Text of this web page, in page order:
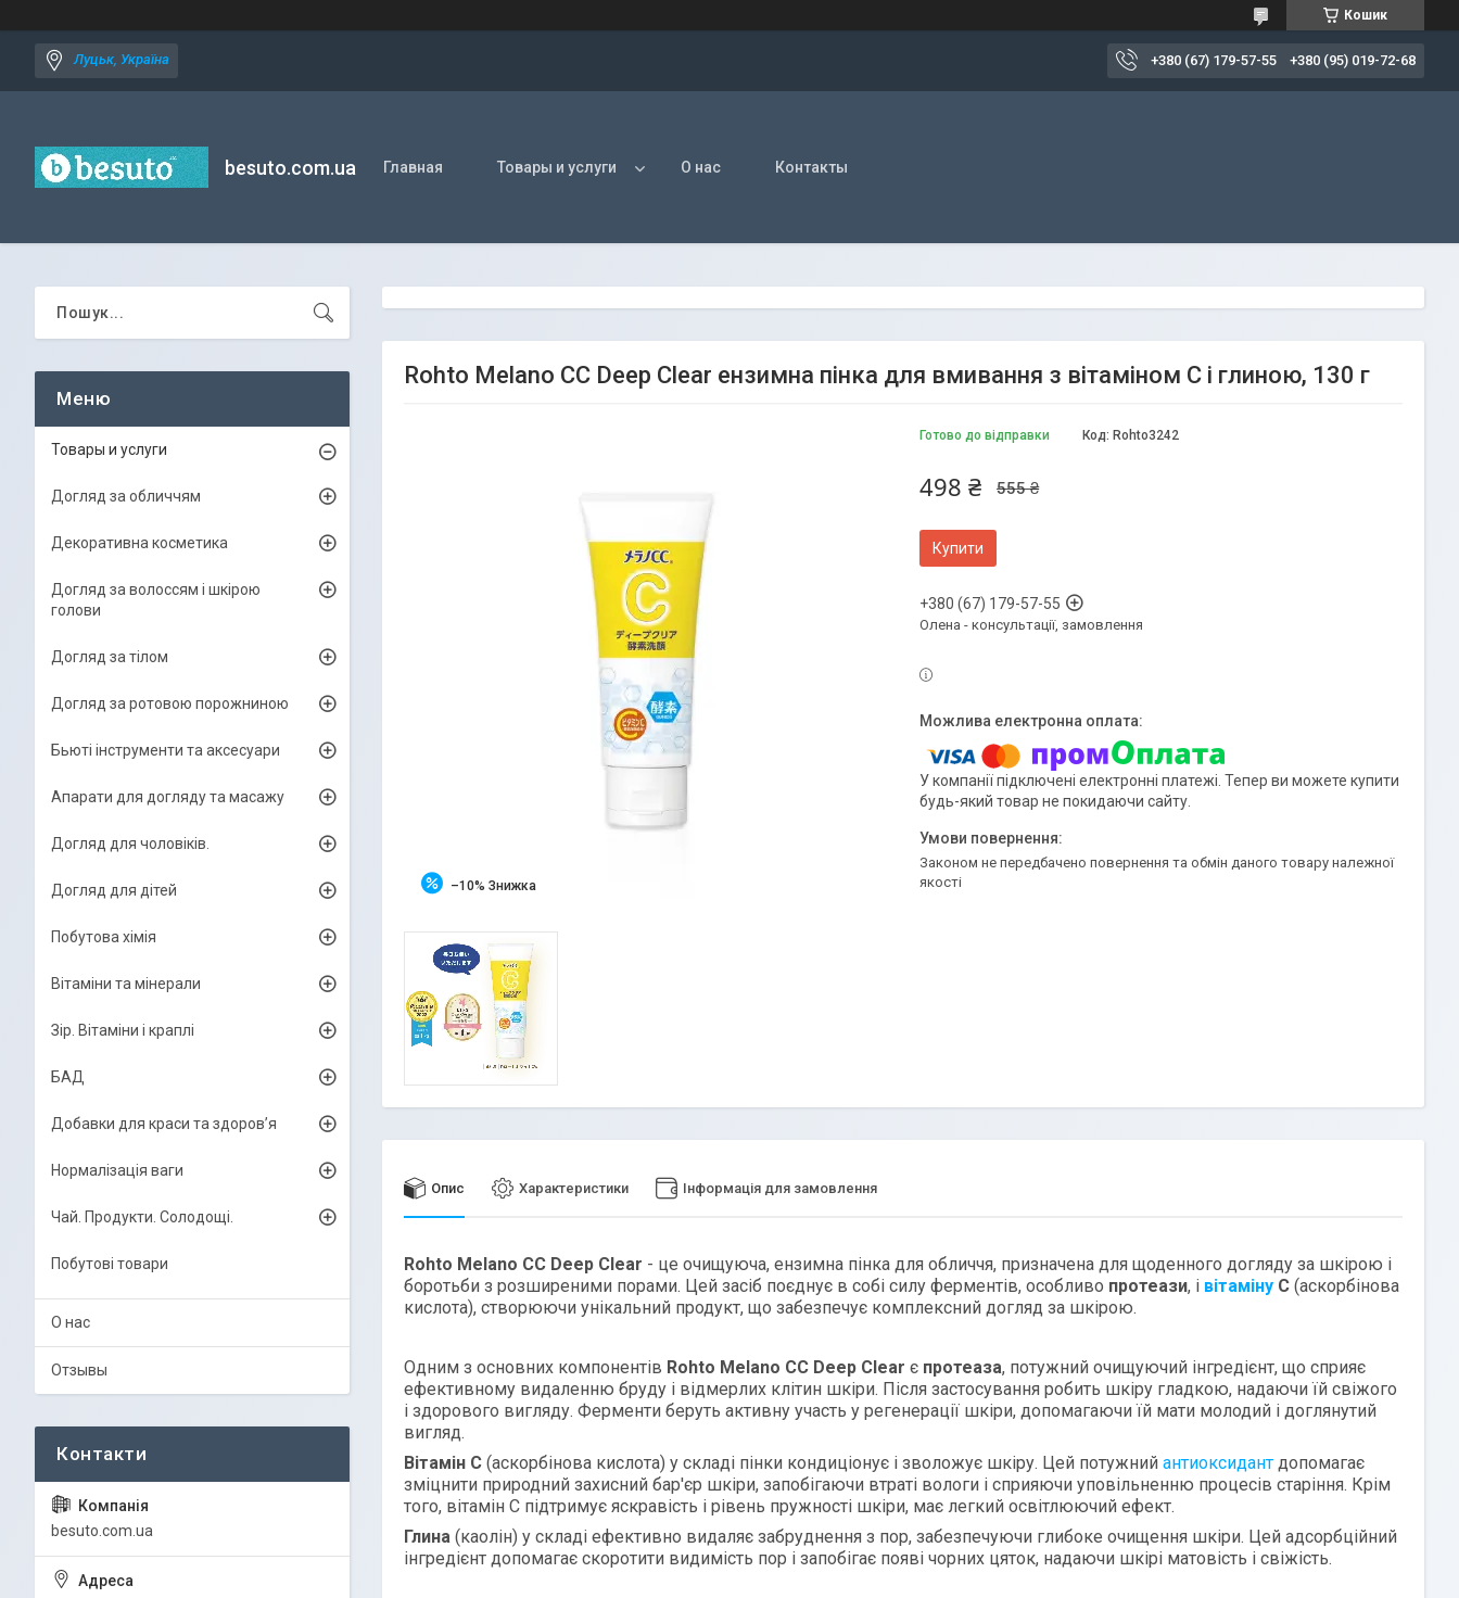
Кошик
Луцьк, Україна +380 (67) 179-57-55 +380 (95) 019-72-68
besuto.com.ua Главная Товары и услуги О нас Контакты
Rohto Melano CC Deep Clear ензимна пінка для вмивання з вітаміном С і глиною, 130 г
–10%
Готово до відправки Код: Rohto3242
555 ₴
498 ₴
Купити
+380 (67) 179-57-55
Олена - консультації, замовлення
У компанії підключені електронні платежі. Тепер ви можете купити
будь-який товар не покидаючи сайту.
Законом не передбачено повернення та обмін даного товару належної
якості
Опис Характеристики Інформація для замовлення
Rohto Melano CC Deep Clear - це очищуюча, ензимна пінка для обличчя, призначена для щоденного догляду за шкірою і
боротьби з розширеними порами. Цей засіб поєднує в собі силу ферментів, особливо протеази, і вітаміну С (аскорбінова
кислота), створюючи унікальний продукт, що забезпечує комплексний догляд за шкірою.
Одним з основних компонентів Rohto Melano CC Deep Clear є протеаза, потужний очищуючий інгредієнт, що сприяє
ефективному видаленню бруду і відмерлих клітин шкіри. Після застосування робить шкіру гладкою, надаючи їй свіжого
і здорового вигляду. Ферменти беруть активну участь у регенерації шкіри, допомагаючи їй мати молодий і доглянутий
вигляд.
Вітамін С (аскорбінова кислота) у складі пінки кондиціонує і зволожує шкіру. Цей потужний антиоксидант допомагає
зміцнити природний захисний бар'єр шкіри, запобігаючи втраті вологи і сприяючи уповільненню процесів старіння. Крім
того, вітамін С підтримує яскравість і рівень пружності шкіри, має легкий освітлюючий ефект.
Глина (каолін) у складі ефективно видаляє забруднення з пор, забезпечуючи глибоке очищення шкіри. Цей адсорбційний
інгредієнт допомагає скоротити видимість пор і запобігає появі чорних цяток, надаючи шкірі матовість і свіжість.
Товары и услуги
Догляд за обличчям
Декоративна косметика
Догляд за волоссям і шкірою
голови
Догляд за тілом
Догляд за ротовою порожниною
Бьюті інструменти та аксесуари
Апарати для догляду та масажу
Догляд для чоловіків.
Догляд для дітей
Побутова хімія
Вітаміни та мінерали
Зір. Вітаміни і краплі
БАД
Добавки для краси та здоров’я
Нормалізація ваги
Чай. Продукти. Солодощі.
Побутові товари
О нас
Отзывы
besuto.com.ua